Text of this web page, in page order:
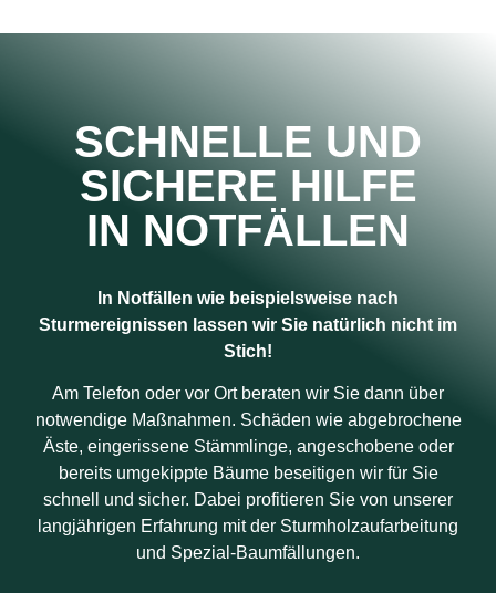
SCHNELLE UND
SICHERE HILFE
IN NOTFÄLLEN
In Notfällen wie beispielsweise nach
Sturmereignissen lassen wir Sie natürlich nicht im
Stich!
Am Telefon oder vor Ort beraten wir Sie dann über
notwendige Maßnahmen. Schäden wie abgebrochene
Äste, eingerissene Stämmlinge, angeschobene oder
bereits umgekippte Bäume beseitigen wir für Sie
schnell und sicher. Dabei profitieren Sie von unserer
langjährigen Erfahrung mit der Sturmholzaufarbeitung
und Spezial-Baumfällungen.